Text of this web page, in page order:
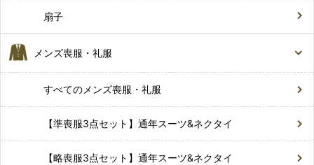
扇子
メンズ喪服・礼服
すべてのメンズ喪服・礼服
【準喪服3点セット】通年スーツ&ネクタイ
【略喪服3点セット】通年スーツ&ネクタイ